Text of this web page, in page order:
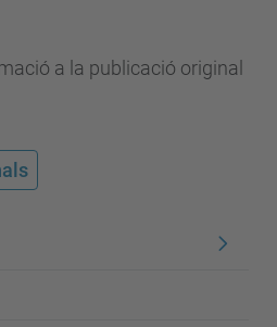
a la publicació original